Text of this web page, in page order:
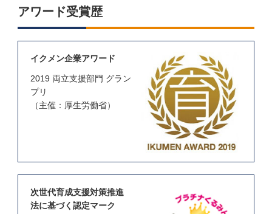
アワード受賞歴
イクメン企業アワード
2019 両立支援部門 グラン
プリ
（主催：厚生労働省）
次世代育成支援対策推進
法に基づく認定マーク